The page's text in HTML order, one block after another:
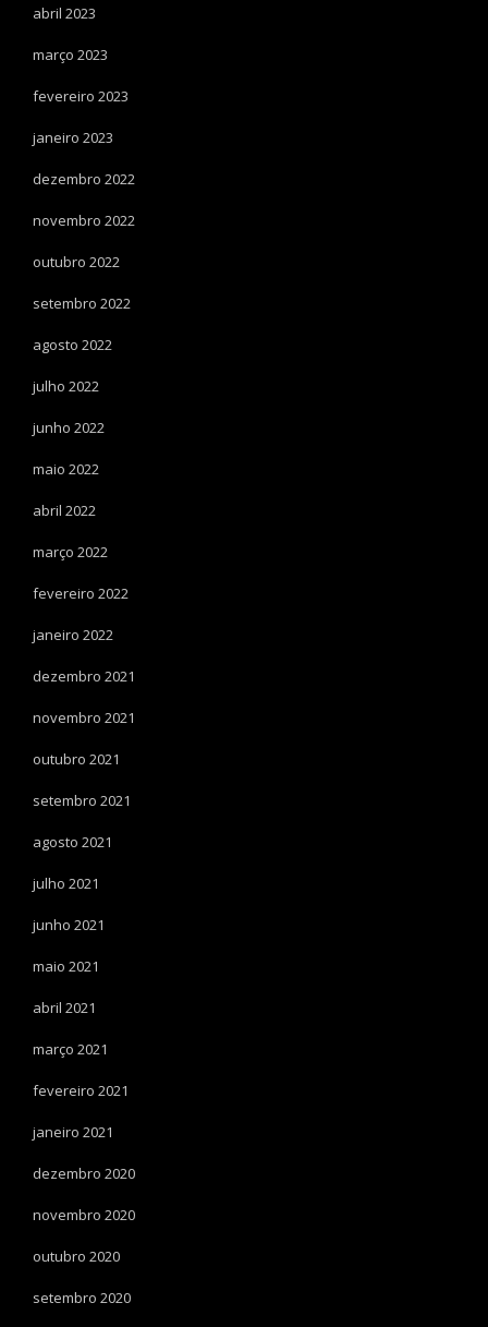
abril 2023
março 2023
fevereiro 2023
janeiro 2023
dezembro 2022
novembro 2022
outubro 2022
setembro 2022
agosto 2022
julho 2022
junho 2022
maio 2022
abril 2022
março 2022
fevereiro 2022
janeiro 2022
dezembro 2021
novembro 2021
outubro 2021
setembro 2021
agosto 2021
julho 2021
junho 2021
maio 2021
abril 2021
março 2021
fevereiro 2021
janeiro 2021
dezembro 2020
novembro 2020
outubro 2020
setembro 2020